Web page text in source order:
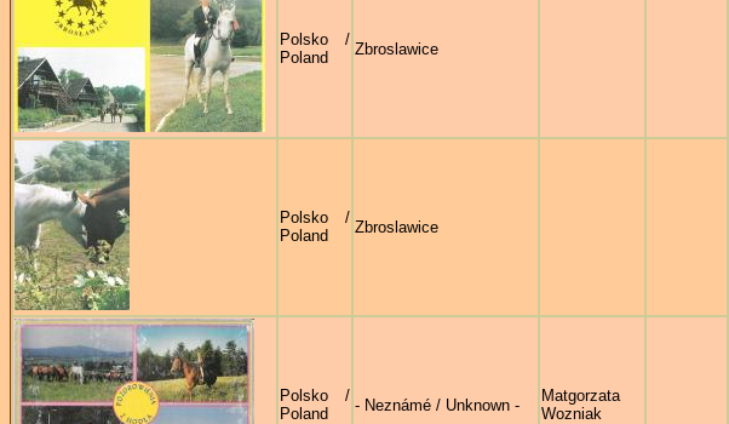
Polsko /
Poland
Zbroslawice
Polsko /
Poland
Zbroslawice
Polsko /
Poland
- Neznámé / Unknown -
Matgorzata
Wozniak